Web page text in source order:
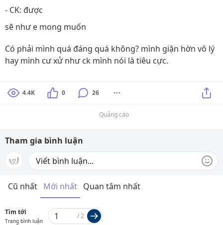
- CK: được
sẽ như e mong muốn
Có phải mình quá đáng quá không? mình giận hờn vô lý
hay mình cư xử như ck mình nói là tiêu cực.
4.4K 0 26
Quảng cáo
Tham gia bình luận
Cũ nhất Mới nhất Quan tâm nhất
Tìm tới
Trang bình luận
/2